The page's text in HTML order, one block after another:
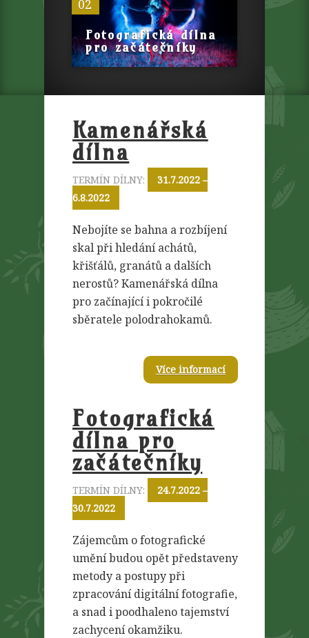
02
Fotografická dílna
pro začátečníky
Kamenářská
dílna
TERMÍN DÍLNY:
31.7.2022 –
6.8.2022
Nebojíte se bahna a rozbíjení
skal při hledání achátů,
křišťálů, granátů a dalších
nerostů? Kamenářská dílna
pro začínající i pokročilé
sběratele polodrahokamů.
Více informací
Fotografická
dílna pro
začátečníky
TERMÍN DÍLNY:
24.7.2022 –
30.7.2022
Zájemcům o fotografické
umění budou opět představeny
metody a postupy při
zpracování digitální fotografie,
a snad i poodhaleno tajemství
zachycení okamžiku.